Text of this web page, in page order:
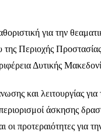
για την
της Περιοχής
Δυτικής
και λειτουργίας
άσκησης
οι προτεραιότητες για